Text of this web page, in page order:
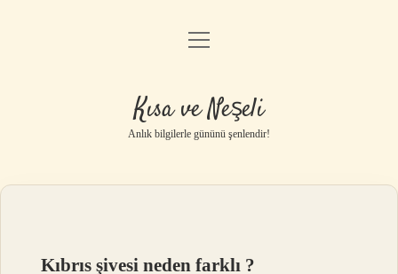
Anasayfa
Yasal Uyarı
menüyü
Kısa ve Neşeli
Anlık bilgilerle gününü şenlendir!
Kıbrıs şivesi neden farklı ?